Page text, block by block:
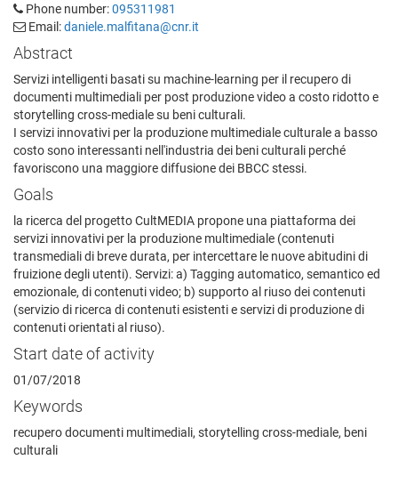
Phone number:095311981
Email:daniele.malfitana@cnr.it
Abstract
Servizi intelligenti basati su machine-learning per il recupero di
documenti multimediali per post produzione video a costo ridotto e
storytelling cross-mediale su beni culturali.
I servizi innovativi per la produzione multimediale culturale a basso
costo sono interessanti nell'industria dei beni culturali perché
favoriscono una maggiore diffusione dei BBCC stessi.
Goals
la ricerca del progetto CultMEDIA propone una piattaforma dei
servizi innovativi per la produzione multimediale (contenuti
transmediali di breve durata, per intercettare le nuove abitudini di
fruizione degli utenti). Servizi: a) Tagging automatico, semantico ed
emozionale, di contenuti video; b) supporto al riuso dei contenuti
(servizio di ricerca di contenuti esistenti e servizi di produzione di
contenuti orientati al riuso).
Start date of activity
01/07/2018
Keywords
recupero documenti multimediali, storytelling cross-mediale, beni
culturali